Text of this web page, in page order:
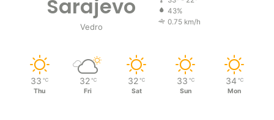
Sarajevo
Vedro
43%
0.75 km/h
33 ℃
Thu
32 ℃
Fri
32 ℃
Sat
33 ℃
Sun
34 ℃
Mon